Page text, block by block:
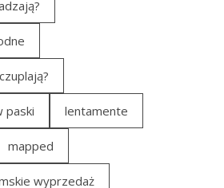
paski lentamente
mapped
wyprzedaż